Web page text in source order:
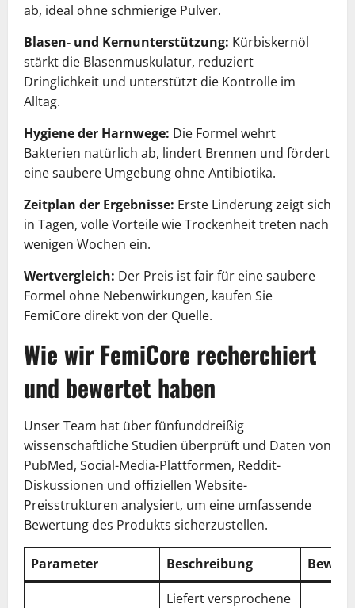
ab, ideal ohne schmierige Pulver.
Blasen- und Kernunterstützung: Kürbiskernöl
stärkt die Blasenmuskulatur, reduziert
Dringlichkeit und unterstützt die Kontrolle im
Alltag.
Hygiene der Harnwege: Die Formel wehrt
Bakterien natürlich ab, lindert Brennen und fördert
eine saubere Umgebung ohne Antibiotika.
Zeitplan der Ergebnisse: Erste Linderung zeigt sich
in Tagen, volle Vorteile wie Trockenheit treten nach
wenigen Wochen ein.
Wertvergleich: Der Preis ist fair für eine saubere
Formel ohne Nebenwirkungen, kaufen Sie
FemiCore direkt von der Quelle.
Wie wir FemiCore recherchiert
und bewertet haben
Unser Team hat über fünfunddreißig
wissenschaftliche Studien überprüft und Daten von
PubMed, Social-Media-Plattformen, Reddit-
Diskussionen und offiziellen Website-
Preisstrukturen analysiert, um eine umfassende
Bewertung des Produkts sicherzustellen.
Parameter Beschreibung
Liefert versprochene